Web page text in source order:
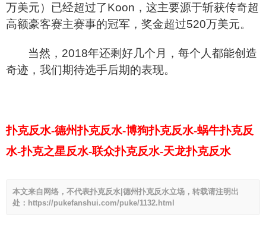
万美元）已经超过了Koon，这主要源于斩获传奇超
高额豪客赛主赛事的冠军，奖金超过520万美元。
当然，2018年还剩好几个月，每个人都能创造
奇迹，我们期待选手后期的表现。
扑克反水-德州扑克反水-博狗扑克反水-蜗牛扑克反
水-扑克之星反水-联众扑克反水-天龙扑克反水
本文来自网络，不代表扑克反水|德州扑克反水立场，转载请注明出
处：https://pukefanshui.com/puke/1132.html